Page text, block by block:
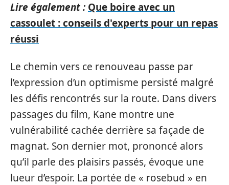
Lire également : Que boire avec un
cassoulet : conseils d'experts pour un repas
réussi
Le chemin vers ce renouveau passe par
l’expression d’un optimisme persisté malgré
les défis rencontrés sur la route. Dans divers
passages du film, Kane montre une
vulnérabilité cachée derrière sa façade de
magnat. Son dernier mot, prononcé alors
qu’il parle des plaisirs passés, évoque une
lueur d’espoir. La portée de « rosebud » en